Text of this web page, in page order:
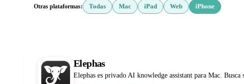
Otras plataformas: Todas Mac iPad Web iPhone
Elephas
Elephas es privado AI knowledge assistant para Mac.